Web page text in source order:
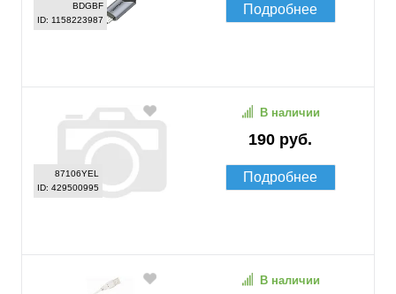
BDGBF
ID: 1158223987
Подробнее
87106YEL
ID: 429500995
190 руб.
В наличии
Подробнее
В наличии